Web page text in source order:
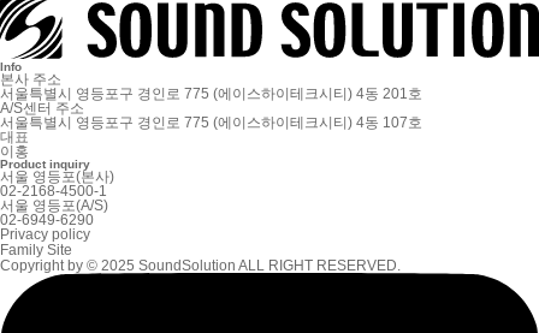
Info
본사 주소
서울특별시 영등포구 경인로 775 (에이스하이테크시티) 4동 201호
A/S센터 주소
서울특별시 영등포구 경인로 775 (에이스하이테크시티) 4동 107호
대표
이홍
Product inquiry
서울 영등포(본사)
02-2168-4500-1
서울 영등포(A/S)
02-6949-6290
Privacy policy
Family Site
Copyright by © 2025 SoundSolution ALL RIGHT RESERVED.